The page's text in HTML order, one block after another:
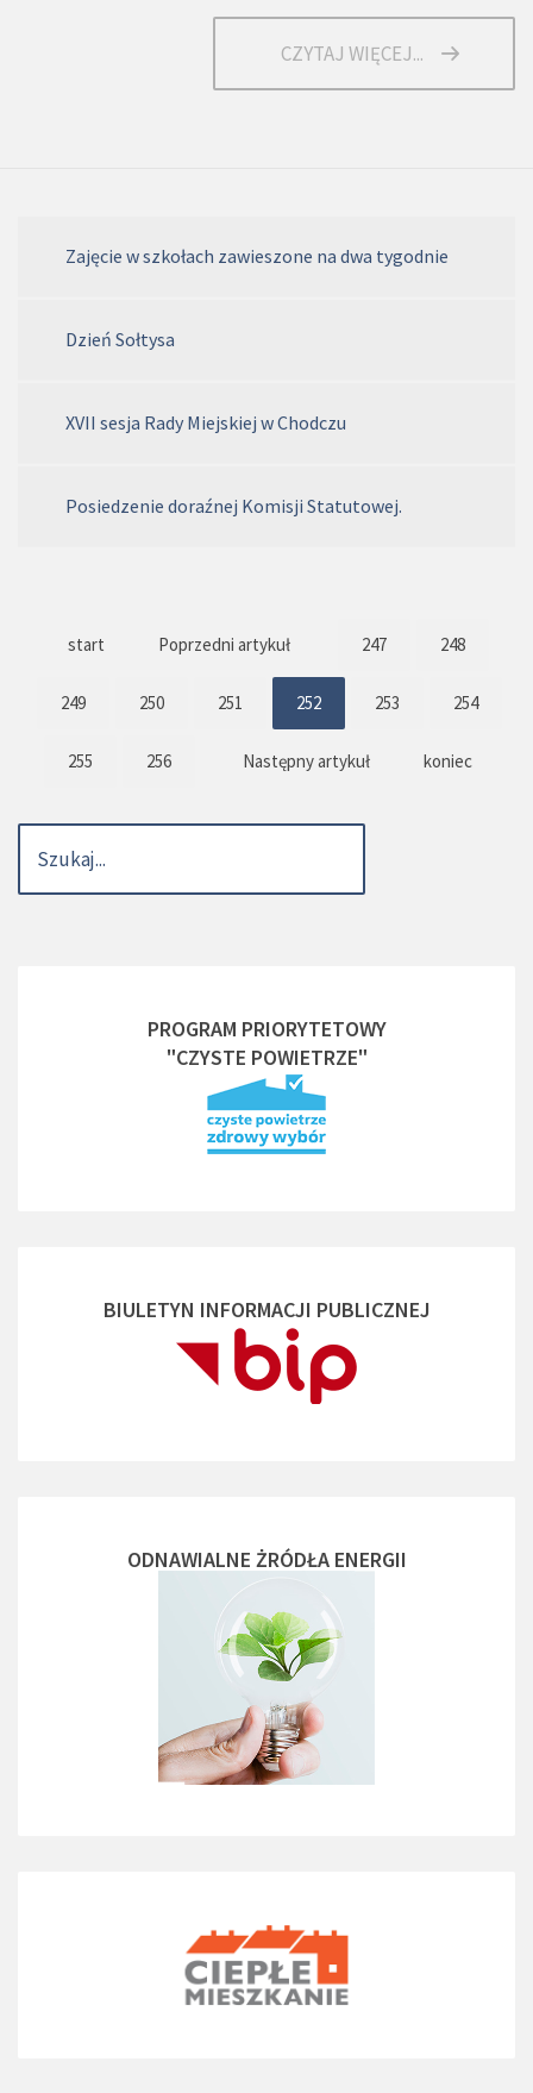
CZYTAJ WIĘCEJ...
Zajęcie w szkołach zawieszone na dwa tygodnie
Dzień Sołtysa
XVII sesja Rady Miejskiej w Chodczu
Posiedzenie doraźnej Komisji Statutowej.
start Poprzedni artykuł 247 248
249 250 251 252 253 254
255 256 Następny artykuł koniec
PROGRAM PRIORYTETOWY
"CZYSTE POWIETRZE"
BIULETYN INFORMACJI PUBLICZNEJ
ODNAWIALNE ŻRÓDŁA ENERGII